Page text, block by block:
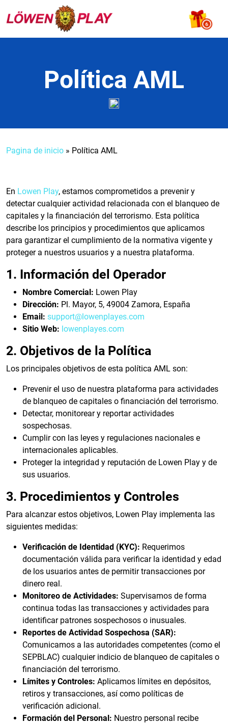
6
Política AML
Pagina de inicio » Política AML
En Lowen Play, estamos comprometidos a prevenir y
detectar cualquier actividad relacionada con el blanqueo de
capitales y la financiación del terrorismo. Esta política
describe los principios y procedimientos que aplicamos
para garantizar el cumplimiento de la normativa vigente y
proteger a nuestros usuarios y a nuestra plataforma.
1. Información del Operador
Nombre Comercial: Lowen Play
Dirección: Pl. Mayor, 5, 49004 Zamora, España
Email: support@lowenplayes.com
Sitio Web: lowenplayes.com
2. Objetivos de la Política
Los principales objetivos de esta política AML son:
Prevenir el uso de nuestra plataforma para actividades
de blanqueo de capitales o financiación del terrorismo.
Detectar, monitorear y reportar actividades
sospechosas.
Cumplir con las leyes y regulaciones nacionales e
internacionales aplicables.
Proteger la integridad y reputación de Lowen Play y de
sus usuarios.
3. Procedimientos y Controles
Para alcanzar estos objetivos, Lowen Play implementa las
siguientes medidas:
Verificación de Identidad (KYC): Requerimos
documentación válida para verificar la identidad y edad
de los usuarios antes de permitir transacciones por
dinero real.
Monitoreo de Actividades: Supervisamos de forma
continua todas las transacciones y actividades para
identificar patrones sospechosos o inusuales.
Reportes de Actividad Sospechosa (SAR):
Comunicamos a las autoridades competentes (como el
SEPBLAC) cualquier indicio de blanqueo de capitales o
financiación del terrorismo.
Límites y Controles: Aplicamos límites en depósitos,
retiros y transacciones, así como políticas de
verificación adicional.
Formación del Personal: Nuestro personal recibe